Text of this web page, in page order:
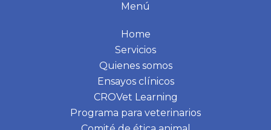
Menú
Home
Servicios
Quienes somos
Ensayos clínicos
CROVet Learning
Programa para veterinarios